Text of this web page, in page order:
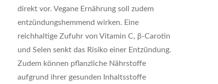
direkt vor. Vegane Ernährung soll zudem
entzündungshemmend wirken. Eine
reichhaltige Zufuhr von Vitamin C, β-Carotin
und Selen senkt das Risiko einer Entzündung.
Zudem können pflanzliche Nährstoffe
aufgrund ihrer gesunden Inhaltsstoffe